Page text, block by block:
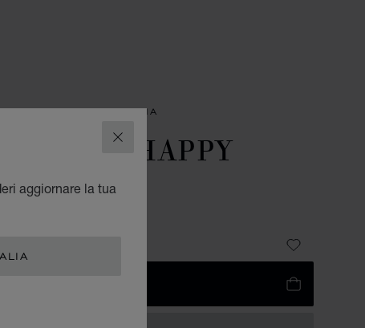
CHIUDI
aggiornare la tua
BORSA DA DONNA
BAG HAPPY